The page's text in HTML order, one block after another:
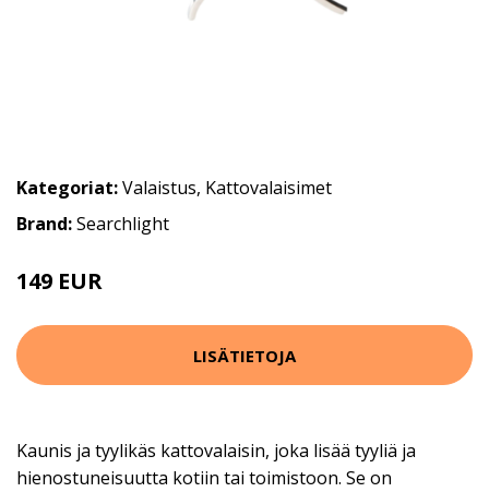
Kategoriat:Valaistus, Kattovalaisimet
Brand:Searchlight
149 EUR
LISÄTIETOJA
Kaunis ja tyylikäs kattovalaisin, joka lisää tyyliä ja
hienostuneisuutta kotiin tai toimistoon. Se on